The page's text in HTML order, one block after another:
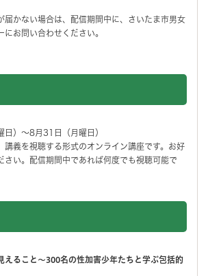
届かない場合は、配信期間中に、さいたま市男女
お問い合わせください。
）～8月31日（月曜日）
講義を視聴する形式のオンライン講座です。お好
さい。配信期間中であれば何度でも視聴可能で
えること～300名の性加害少年たちと学ぶ包括的